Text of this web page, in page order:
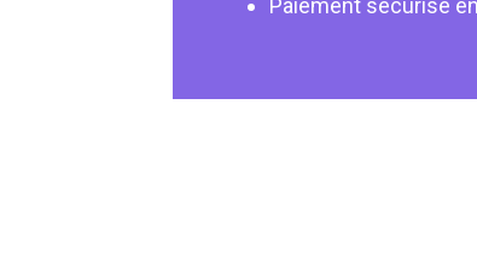
Paiement sécurisé